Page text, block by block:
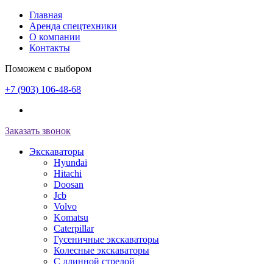
Главная
Аренда спецтехники
О компании
Контакты
Поможем с выбором
+7 (903) 106-48-68
Заказать звонок
Экскаваторы
Hyundai
Hitachi
Doosan
Jcb
Volvo
Komatsu
Caterpillar
Гусеничные экскаваторы
Колесные экскаваторы
С длинной стрелой